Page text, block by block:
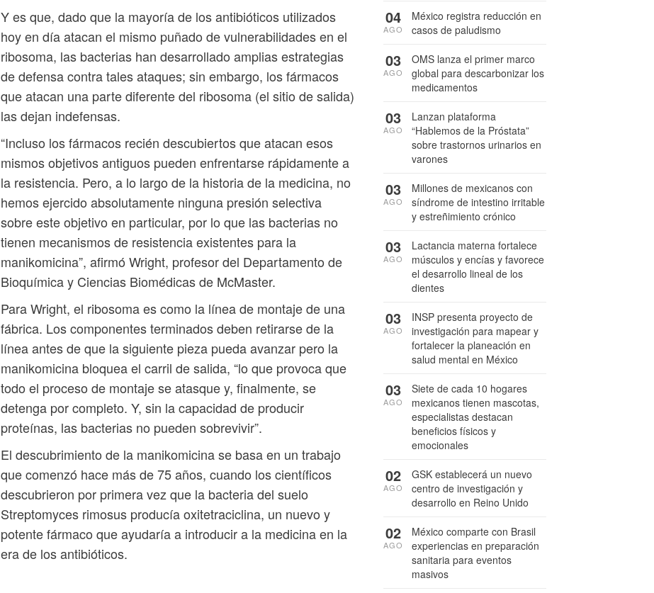
Y es que, dado que la mayoría de los antibióticos utilizados
hoy en día atacan el mismo puñado de vulnerabilidades en el
ribosoma, las bacterias han desarrollado amplias estrategias
de defensa contra tales ataques; sin embargo, los fármacos
que atacan una parte diferente del ribosoma (el sitio de salida)
las dejan indefensas.
“Incluso los fármacos recién descubiertos que atacan esos
mismos objetivos antiguos pueden enfrentarse rápidamente a
la resistencia. Pero, a lo largo de la historia de la medicina, no
hemos ejercido absolutamente ninguna presión selectiva
sobre este objetivo en particular, por lo que las bacterias no
tienen mecanismos de resistencia existentes para la
manikomicina”, afirmó Wright, profesor del Departamento de
Bioquímica y Ciencias Biomédicas de McMaster.
Para Wright, el ribosoma es como la línea de montaje de una
fábrica. Los componentes terminados deben retirarse de la
línea antes de que la siguiente pieza pueda avanzar pero la
manikomicina bloquea el carril de salida, “lo que provoca que
todo el proceso de montaje se atasque y, finalmente, se
detenga por completo. Y, sin la capacidad de producir
proteínas, las bacterias no pueden sobrevivir”.
El descubrimiento de la manikomicina se basa en un trabajo
que comenzó hace más de 75 años, cuando los científicos
descubrieron por primera vez que la bacteria del suelo
Streptomyces rimosus producía oxitetraciclina, un nuevo y
potente fármaco que ayudaría a introducir a la medicina en la
era de los antibióticos.
México registra reducción en
casos de paludismo
04
AGO
OMS lanza el primer marco
global para descarbonizar los
medicamentos
03
AGO
Lanzan plataforma
“Hablemos de la Próstata”
sobre trastornos urinarios en
varones
03
AGO
Millones de mexicanos con
síndrome de intestino irritable
y estreñimiento crónico
03
AGO
Lactancia materna fortalece
músculos y encías y favorece
el desarrollo lineal de los
dientes
03
AGO
INSP presenta proyecto de
investigación para mapear y
fortalecer la planeación en
salud mental en México
03
AGO
Siete de cada 10 hogares
mexicanos tienen mascotas,
especialistas destacan
beneficios físicos y
emocionales
03
AGO
GSK establecerá un nuevo
centro de investigación y
desarrollo en Reino Unido
02
AGO
México comparte con Brasil
experiencias en preparación
sanitaria para eventos
masivos
02
AGO